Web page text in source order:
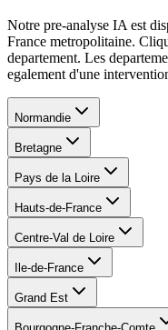
Notre pre-analyse IA est
France metropolitaine.
departement. Les
egalement d'une
Normandie
Bretagne
Pays de la Loire
Hauts-de-France
Centre-Val de Loire
Ile-de-France
Grand Est